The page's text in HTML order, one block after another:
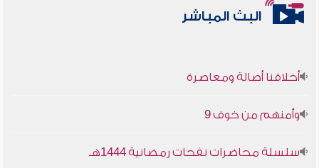
البث المباشر
أخلاقنا أصالة ومعاصرة
وأمنهم من خوف 9
سلسلة محاضرات نفحات رمضانية 1444هـ